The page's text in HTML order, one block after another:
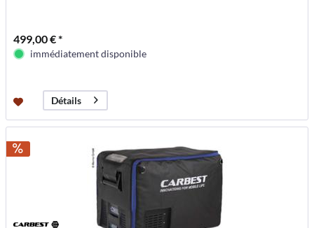
499,00 € *
immédiatement disponible
Détails